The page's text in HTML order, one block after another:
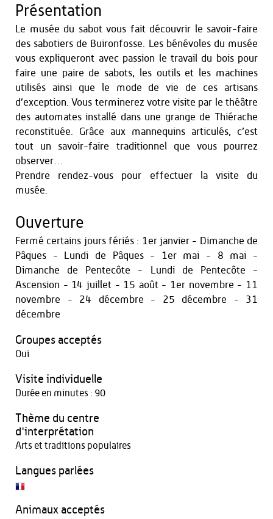
Présentation
Le musée du sabot vous fait découvrir le savoir-faire
des sabotiers de Buironfosse. Les bénévoles du musée
vous expliqueront avec passion le travail du bois pour
faire une paire de sabots, les outils et les machines
utilisés ainsi que le mode de vie de ces artisans
d’exception. Vous terminerez votre visite par le théâtre
des automates installé dans une grange de Thiérache
reconstituée. Grâce aux mannequins articulés, c’est
tout un savoir-faire traditionnel que vous pourrez
observer…
Prendre rendez-vous pour effectuer la visite du
musée.
Ouverture
Fermé certains jours fériés : 1er janvier - Dimanche de
Pâques - Lundi de Pâques - 1er mai - 8 mai -
Dimanche de Pentecôte - Lundi de Pentecôte -
Ascension - 14 juillet - 15 août - 1er novembre - 11
novembre - 24 décembre - 25 décembre - 31
décembre
Groupes acceptés
Oui
Visite individuelle
Durée en minutes : 90
Thème du centre
d'interprétation
Arts et traditions populaires
Langues parlées
Animaux acceptés